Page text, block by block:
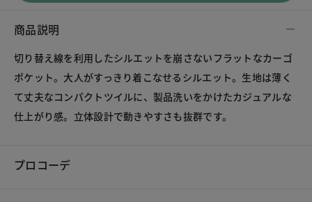
商品説明
切り替え線を利用したシルエットを崩さないフラットなカーゴ
ポケット。大人がすっきり着こなせるシルエット。生地は薄く
て丈夫なコンパクトツイルに、製品洗いをかけたカジュアルな
仕上がり感。立体設計で動きやすさも抜群です。
プロコーデ